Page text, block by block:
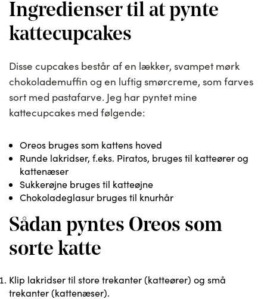
Ingredienser til at pynte
kattecupcakes
Disse cupcakes består af en lækker, svampet mørk
chokolademuffin og en luftig smørcreme, som farves
sort med pastafarve. Jeg har pyntet mine
kattecupcakes med følgende:
Oreos bruges som kattens hoved
Runde lakridser, f.eks. Piratos, bruges til katteører og
kattenæser
Sukkerøjne bruges til katteøjne
Chokoladeglasur bruges til knurhår
Sådan pyntes Oreos som
sorte katte
Klip lakridser til store trekanter (katteører) og små
trekanter (kattenæser).